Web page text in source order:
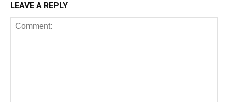
LEAVE A REPLY